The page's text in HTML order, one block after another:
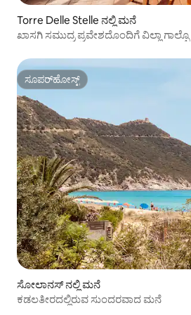
Torre Delle Stelle ನಲ್ಲಿ ಮನೆ
ಖಾಸಗಿ ಸಮುದ್ರ ಪ್ರವೇಶದೊಂದಿಗೆ ವಿಲ್ಲಾ
ಸೂಪರ್‌ಹೋಸ್ಟ್
ಸೂಪರ್‌ಹೋಸ್ಟ್
ಸೋಲಾನಸ್ ನಲ್ಲಿ ಮನೆ
ಕಡಲತೀರದಲ್ಲಿರುವ ಸುಂದರವಾದ ಮನೆ